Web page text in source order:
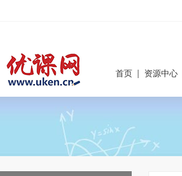
首页 | 资源中心